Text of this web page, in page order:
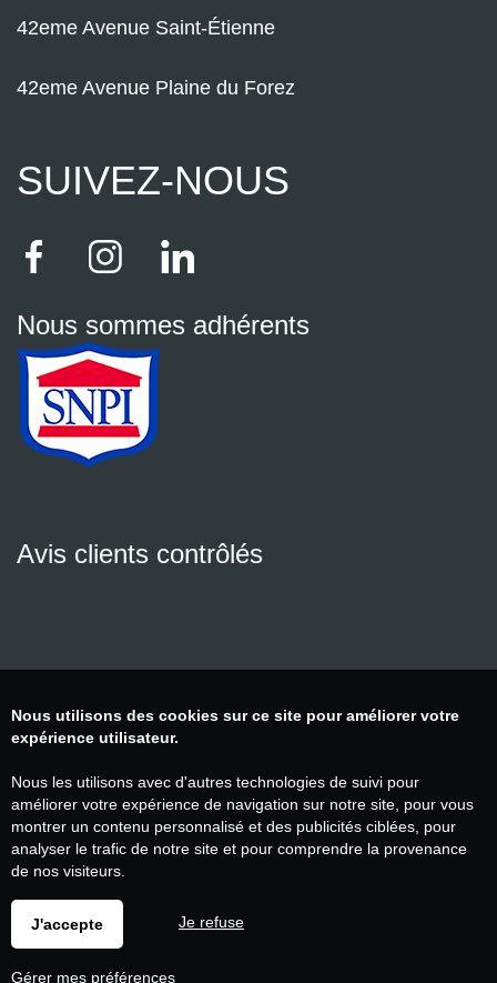
42eme Avenue Saint-Étienne
42eme Avenue Plaine du Forez
SUIVEZ-NOUS
Nous sommes adhérents
Avis clients contrôlés
Nous utilisons des cookies sur ce site pour améliorer votre
expérience utilisateur.
Nous les utilisons avec d'autres technologies de suivi pour
améliorer votre expérience de navigation sur notre site, pour vous
montrer un contenu personnalisé et des publicités ciblées, pour
analyser le trafic de notre site et pour comprendre la provenance
de nos visiteurs.
J'accepte Je refuse
Gérer mes préférences